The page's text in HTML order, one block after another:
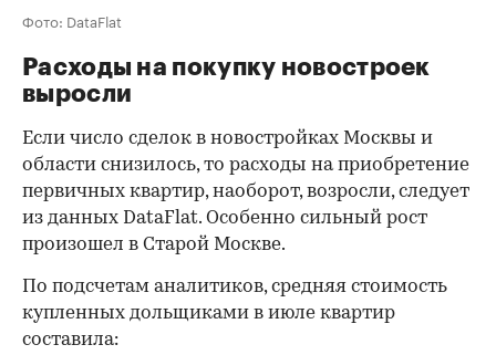
Фото: DataFlat
Расходы на покупку новостроек
выросли
Если число сделок в новостройках Москвы и
области снизилось, то расходы на приобретение
первичных квартир, наоборот, возросли, следует
из данных DataFlat. Особенно сильный рост
произошел в Старой Москве.
По подсчетам аналитиков, средняя стоимость
купленных дольщиками в июле квартир
составила: